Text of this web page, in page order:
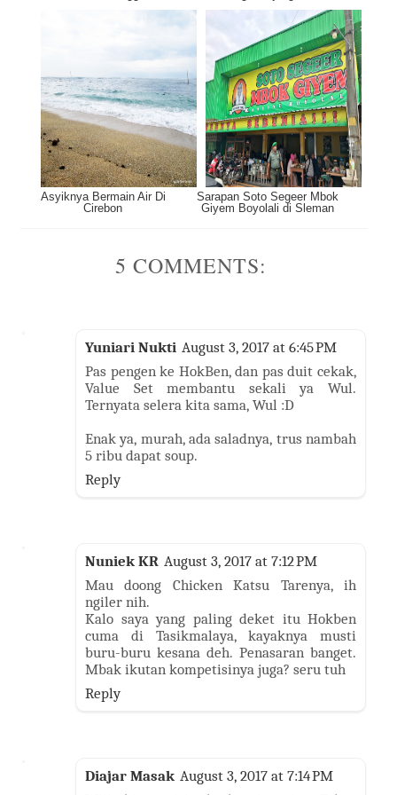
Asyiknya Bermain Air Di
Cirebon
Sarapan Soto Segeer Mbok
Giyem Boyolali di Sleman
5 COMMENTS:
Yuniari Nukti August 3, 2017 at 6:45 PM
Pas pengen ke HokBen, dan pas duit cekak,
Value Set membantu sekali ya Wul.
Ternyata selera kita sama, Wul :D
Enak ya, murah, ada saladnya, trus nambah
5 ribu dapat soup.
Reply
Nuniek KR August 3, 2017 at 7:12 PM
Mau doong Chicken Katsu Tarenya, ih
ngiler nih.
Kalo saya yang paling deket itu Hokben
cuma di Tasikmalaya, kayaknya musti
buru-buru kesana deh. Penasaran banget.
Mbak ikutan kompetisinya juga? seru tuh
Reply
Diajar Masak August 3, 2017 at 7:14 PM